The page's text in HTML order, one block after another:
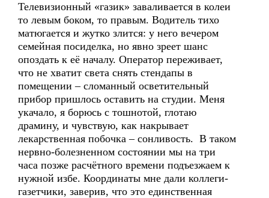
Телевизионный «газик» заваливается в колеи
то левым боком, то правым. Водитель тихо
матюгается и жутко злится: у него вечером
семейная посиделка, но явно зреет шанс
опоздать к её началу. Оператор переживает,
что не хватит света снять стендапы в
помещении – сломанный осветительный
прибор пришлось оставить на студии. Меня
укачало, я борюсь с тошнотой, глотаю
драмину, и чувствую, как накрывает
лекарственная побочка – сонливость. В таком
нервно-болезненном состоянии мы на три
часа позже расчётного времени подъезжаем к
нужной избе. Координаты мне дали коллеги-
газетчики, заверив, что это единственная